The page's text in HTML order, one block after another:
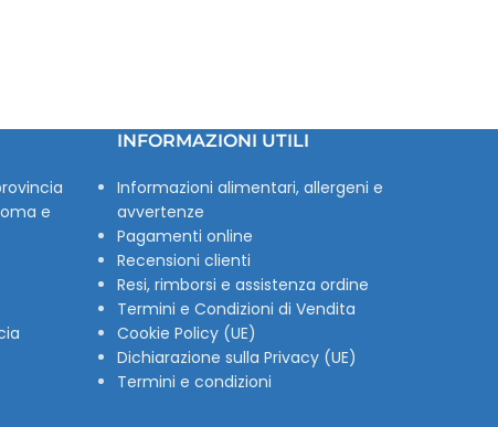
e
INFORMAZIONI UTILI
Informazioni alimentari, allergeni e
avvertenze
Pagamenti online
Recensioni clienti
Resi, rimborsi e assistenza ordine
Termini e Condizioni di Vendita
Cookie Policy (UE)
Dichiarazione sulla Privacy (UE)
Termini e condizioni